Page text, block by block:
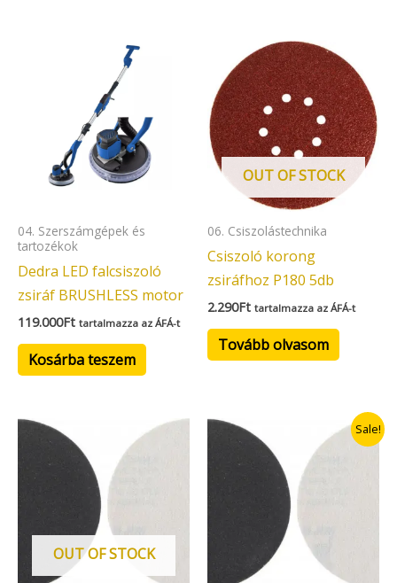
04. Szerszámgépek és
tartozékok
Dedra LED falcsiszoló
zsiráf BRUSHLESS motor
119.000Ft tartalmazza az ÁFÁ-t
Kosárba teszem
OUT OF STOCK
06. Csiszolástechnika
Csiszoló korong
zsiráfhoz P180 5db
2.290Ft tartalmazza az ÁFÁ-t
Tovább olvasom
OUT OF STOCK
Sale!
price
was:
3.490Ft.
price
2.094Ft.